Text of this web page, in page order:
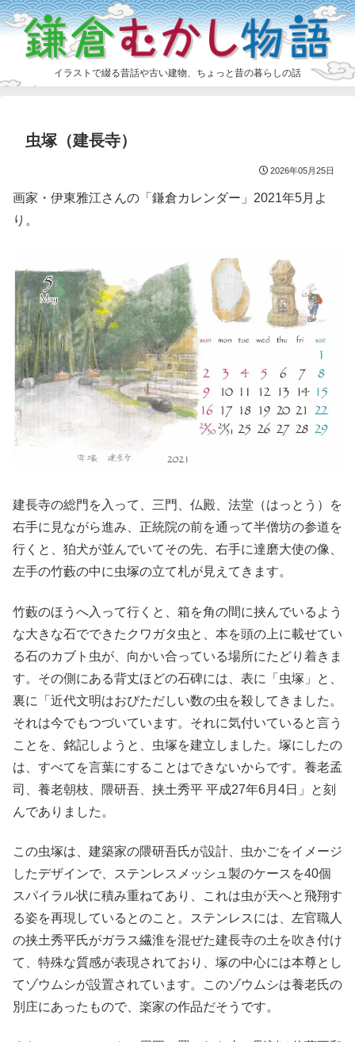
イラストで綴る昔話や古い建物、ちょっと昔の暮らしの話
虫塚（建長寺）
2026年05月25日
画家・伊東雅江さんの「鎌倉カレンダー」2021年5月よ
り。
建長寺の総門を入って、三門、仏殿、法堂（はっとう）を
右手に見ながら進み、正統院の前を通って半僧坊の参道を
行くと、狛犬が並んでいてその先、右手に達磨大使の像、
左手の竹藪の中に虫塚の立て札が見えてきます。
竹藪のほうへ入って行くと、箱を角の間に挟んでいるよう
な大きな石でできたクワガタ虫と、本を頭の上に載せてい
る石のカブト虫が、向かい合っている場所にたどり着きま
す。その側にある背丈ほどの石碑には、表に「虫塚」と、
裏に「近代文明はおびただしい数の虫を殺してきました。
それは今でもつづいています。それに気付いていると言う
ことを、銘記しようと、虫塚を建立しました。塚にしたの
は、すべてを言葉にすることはできないからです。養老孟
司、養老朝枝、隈研吾、挟土秀平 平成27年6月4日」と刻
んでありました。
この虫塚は、建築家の隈研吾氏が設計、虫かごをイメージ
したデザインで、ステンレスメッシュ製のケースを40個
スパイラル状に積み重ねてあり、これは虫が天へと飛翔す
る姿を再現しているとのこと。ステンレスには、左官職人
の挟土秀平氏がガラス繊淮を混ぜた建長寺の土を吹き付け
て、特殊な質感が表現されており、塚の中心には本尊とし
てゾウムシが設置されています。このゾウムシは養老氏の
別庄にあったもので、楽家の作品だそうです。